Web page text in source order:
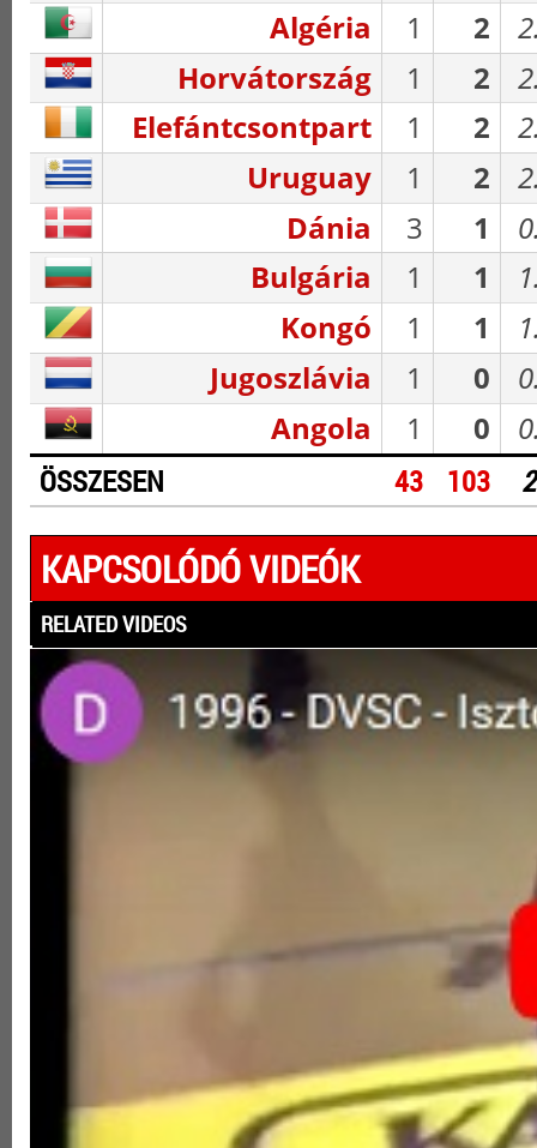
Algéria
1 2
Horvátország
1 2
Elefántcsontpart
1 2
Uruguay
1 2
Dánia
3 1
Bulgária
1 1
Kongó
1 1
Jugoszlávia
1 0
Angola
1 0
ÖSSZESEN 43 103
KAPCSOLÓDÓ VIDEÓK
RELATED VIDEOS